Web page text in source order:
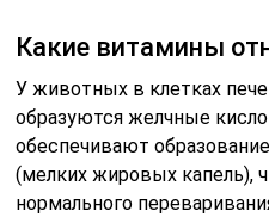
Какие витамины
У животных в клетках
образуются желчные
обеспечивают
(мелких жировых капель),
нормального